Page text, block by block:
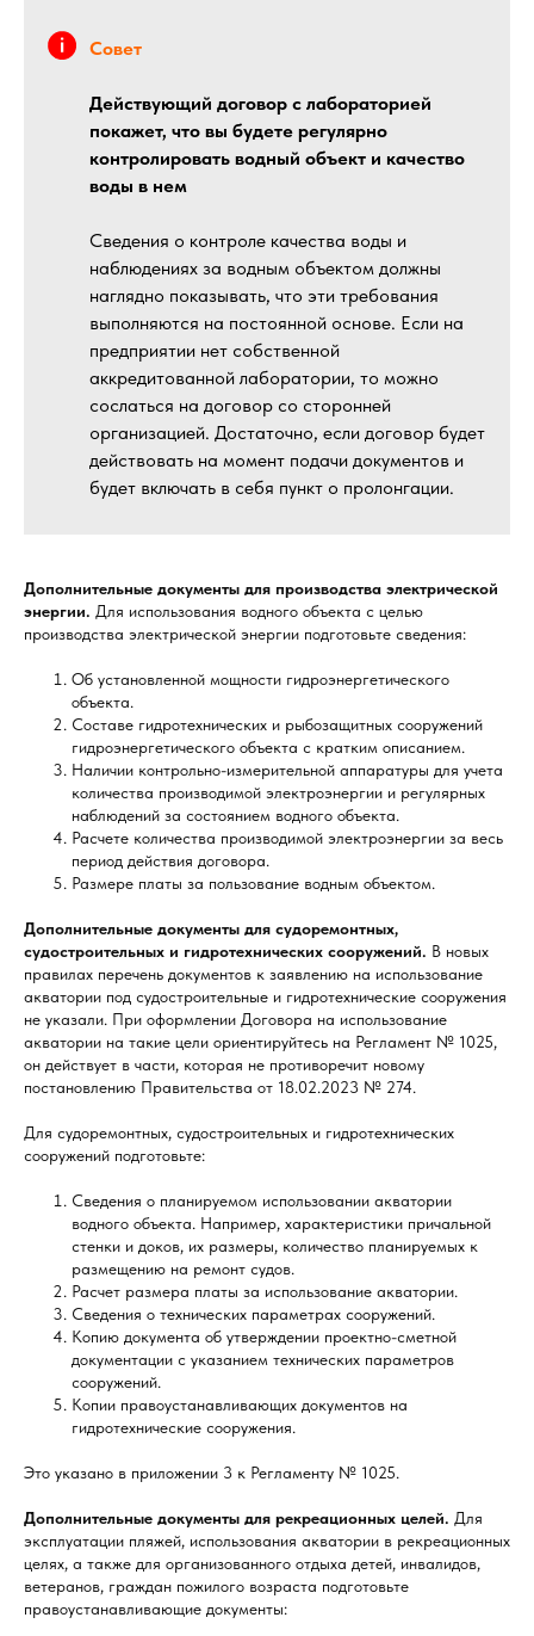
Совет
Действующий договор с лабораторией
покажет, что вы будете регулярно
контролировать водный объект и качество
воды в нем
Сведения о контроле качества воды и
наблюдениях за водным объектом должны
наглядно показывать, что эти требования
выполняются на постоянной основе. Если на
предприятии нет собственной
аккредитованной лаборатории, то можно
сослаться на договор со сторонней
организацией. Достаточно, если договор будет
действовать на момент подачи документов и
будет включать в себя пункт о пролонгации.
Дополнительные документы для производства электрической
энергии. Для использования водного объекта с целью
производства электрической энергии подготовьте сведения:
Об установленной мощности гидроэнергетического
объекта.
Составе гидротехнических и рыбозащитных сооружений
гидроэнергетического объекта с кратким описанием.
Наличии контрольно-измерительной аппаратуры для учета
количества производимой электроэнергии и регулярных
наблюдений за состоянием водного объекта.
Расчете количества производимой электроэнергии за весь
период действия договора.
Размере платы за пользование водным объектом.
Дополнительные документы для судоремонтных,
судостроительных и гидротехнических сооружений. В новых
правилах перечень документов к заявлению на использование
акватории под судостроительные и гидротехнические сооружения
не указали. При оформлении Договора на использование
акватории на такие цели ориентируйтесь на Регламент № 1025,
он действует в части, которая не противоречит новому
постановлению Правительства от 18.02.2023 № 274.
Для судоремонтных, судостроительных и гидротехнических
сооружений подготовьте:
Сведения о планируемом использовании акватории
водного объекта. Например, характеристики причальной
стенки и доков, их размеры, количество планируемых к
размещению на ремонт судов.
Расчет размера платы за использование акватории.
Сведения о технических параметрах сооружений.
Копию документа об утверждении проектно-сметной
документации с указанием технических параметров
сооружений.
Копии правоустанавливающих документов на
гидротехнические сооружения.
Это указано в приложении 3 к Регламенту № 1025.
Дополнительные документы для рекреационных целей. Для
эксплуатации пляжей, использования акватории в рекреационных
целях, а также для организованного отдыха детей, инвалидов,
ветеранов, граждан пожилого возраста подготовьте
правоустанавливающие документы: